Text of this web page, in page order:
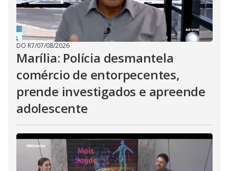
DO R7/07/08/2026
Marília: Polícia desmantela
comércio de entorpecentes,
prende investigados e apreende
adolescente